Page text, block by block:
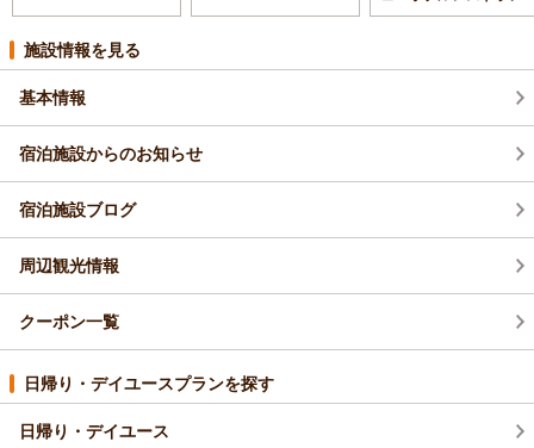
施設情報を見る
基本情報
宿泊施設からのお知らせ
宿泊施設ブログ
周辺観光情報
クーポン一覧
日帰り・デイユースプランを探す
日帰り・デイユース